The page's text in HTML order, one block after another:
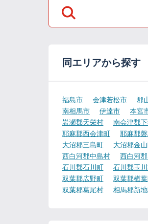
同エリアから探す
福島市 会津若松市 郡
南相馬市
伊達市 本宮
岩瀬郡天栄村
南会津郡
耶麻郡西会津町
耶麻郡
大沼郡三島町
大沼郡金
西白河郡中島村
西白河
石川郡石川町
石川郡玉
双葉郡広野町
双葉郡楢
双葉郡葛尾村
相馬郡新